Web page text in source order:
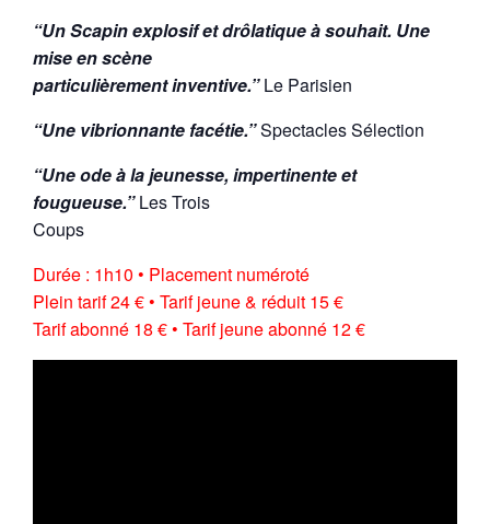
“Un Scapin explosif et drôlatique à souhait. Une
mise en scène
particulièrement inventive.”Le Parisien
“Une vibrionnante facétie.”Spectacles Sélection
“Une ode à la jeunesse, impertinente et
fougueuse.”Les Trois
Coups
Durée : 1h10 • Placement numéroté
Plein tarif 24 € • Tarif jeune & réduit 15 €
Tarif abonné 18 € • Tarif jeune abonné 12 €